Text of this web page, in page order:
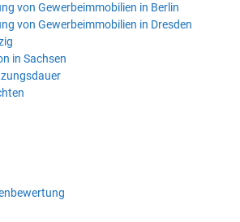
von Gewerbeimmobilien in Berlin
von Gewerbeimmobilien in Dresden
in Sachsen